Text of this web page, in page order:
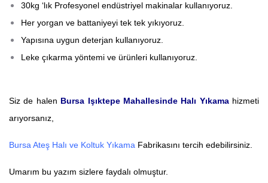
30kg ‘lık Profesyonel endüstriyel makinalar kullanıyoruz.
Her yorgan ve battaniyeyi tek tek yıkıyoruz.
Yapısına uygun deterjan kullanıyoruz.
Leke çıkarma yöntemi ve ürünleri kullanıyoruz.
Siz de halen Bursa Işıktepe Mahallesinde Halı Yıkamahizmeti
arıyorsanız,
Bursa Ateş Halı ve Koltuk Yıkama Fabrikasını tercih edebilirsiniz.
Umarım bu yazım sizlere faydalı olmuştur.